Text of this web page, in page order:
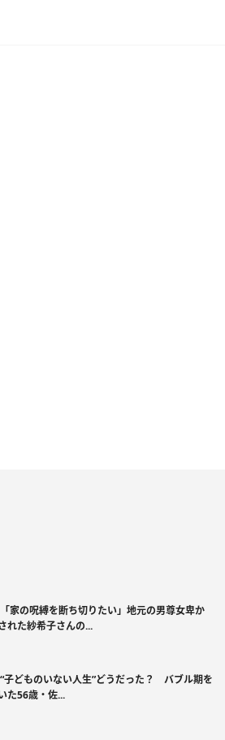
「家の呪縛を断ち切りたい」地元の男尊女卑か
れた紗希子さんの...
“子どものいない人生”どうだった？ バブル期を
た56歳・佐...